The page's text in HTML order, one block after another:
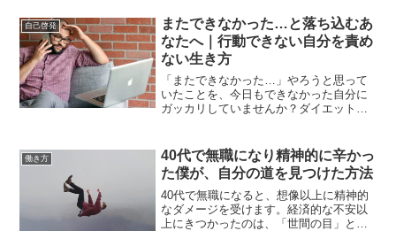
を繰り返し、年齢だけが重なっていく
日々。気がつけば40歳。周...
自己啓発
またできなかった…と落ち込むあ
なたへ｜行動できない自分を責め
ない生き方
「またできなかった…」やろうと思って
いたことを、今日もできなかった自分に
ガッカリしていませんか？ダイエット、
日坊主で終わってしまう。そんな自分
に、腹が立ったり、情けなく...
働き方
40代で無職になり精神的に辛かっ
た僕が、自分の道を見つけた方法
40代で無職になると、想像以上に精神的
なダメージを受けます。経済的な不安以
上にきつかったのは、「世間の目」と